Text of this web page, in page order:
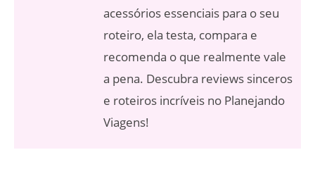
acessórios essenciais para o seu
roteiro, ela testa, compara e
recomenda o que realmente vale
a pena. Descubra reviews sinceros
e roteiros incríveis no Planejando
Viagens!